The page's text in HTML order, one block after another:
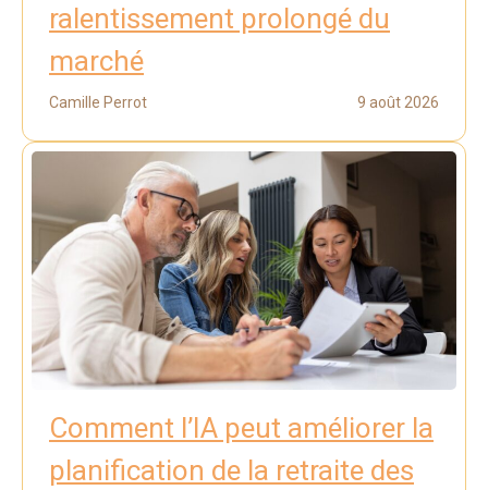
ralentissement prolongé du
marché
Camille Perrot 9 août 2026
Comment l’IA peut améliorer la
planification de la retraite des